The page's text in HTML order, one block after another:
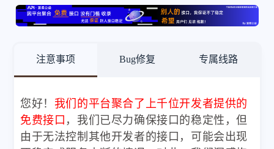
注意事项 Bug修复 专属线路
您好！ 我们的平台聚合了上千位开发者提供的
免费接口 ，我们已尽力确保接口的稳定性，但
由于无法控制其他开发者的接口，可能会出现